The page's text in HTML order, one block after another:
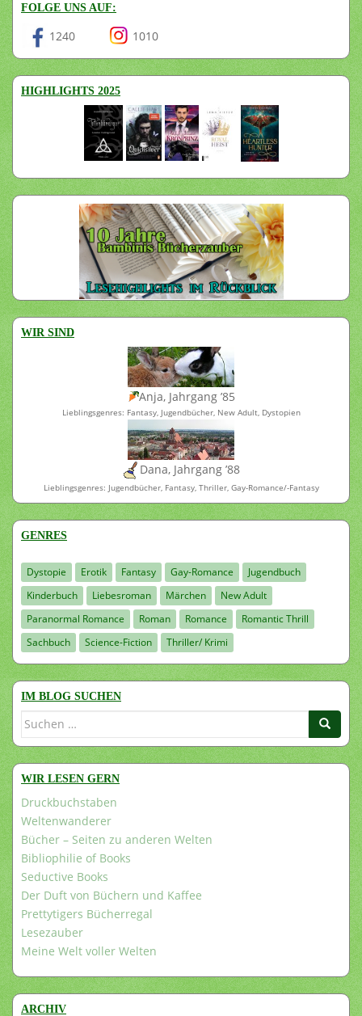
FOLGE UNS AUF:
1240 1010
HIGHLIGHTS 2025
WIR SIND
Anja, Jahrgang ’85
Lieblingsgenres: Fantasy, Jugendbücher, New Adult, Dystopien
Dana, Jahrgang ’88
Lieblingsgenres: Jugendbücher, Fantasy, Thriller, Gay-Romance/-Fantasy
GENRES
Dystopie Erotik Fantasy Gay-Romance
Jugendbuch
Kinderbuch
Liebesroman Märchen
New Adult
Paranormal Romance
Roman Romance
Romantic Thrill
Sachbuch
Science-Fiction Thriller/ Krimi
IM BLOG SUCHEN
Suchen
WIR LESEN GERN
Druckbuchstaben
Weltenwanderer
Bücher – Seiten zu anderen Welten
Bibliophilie of Books
Seductive Books
Der Duft von Büchern und Kaffee
Prettytigers Bücherregal
Lesezauber
Meine Welt voller Welten
ARCHIV